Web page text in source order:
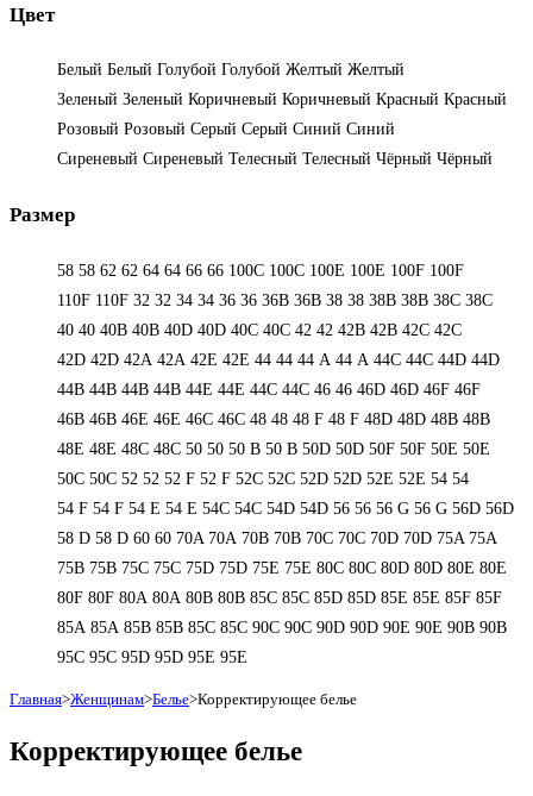
Цвет
Белый Белый Голубой Голубой Желтый Желтый
Зеленый Зеленый Коричневый Коричневый Красный Красный
Розовый Розовый Серый Серый Синий Синий
Сиреневый Сиреневый Телесный Телесный Чёрный Чёрный
Размер
58 58 62 62 64 64 66 66 100C 100C 100E 100E 100F 100F
110F 110F 32 32 34 34 36 36 36B 36B 38 38 38B 38B 38С 38С
40 40 40B 40B 40D 40D 40С 40С 42 42 42B 42B 42C 42C
42D 42D 42А 42А 42Е 42Е 44 44 44 А 44 А 44C 44C 44D 44D
44В 44В 44В 44В 44Е 44Е 44С 44С 46 46 46D 46D 46F 46F
46В 46В 46Е 46Е 46С 46С 48 48 48 F 48 F 48D 48D 48В 48В
48Е 48Е 48С 48С 50 50 50 B 50 B 50D 50D 50F 50F 50Е 50Е
50С 50С 52 52 52 F 52 F 52C 52C 52D 52D 52E 52E 54 54
54 F 54 F 54 Е 54 Е 54C 54C 54D 54D 56 56 56 G 56 G 56D 56D
58 D 58 D 60 60 70A 70A 70B 70B 70C 70C 70D 70D 75A 75A
75B 75B 75C 75C 75D 75D 75E 75E 80C 80C 80D 80D 80E 80E
80F 80F 80А 80А 80В 80В 85C 85C 85D 85D 85E 85E 85F 85F
85А 85А 85В 85В 85С 85С 90C 90C 90D 90D 90E 90E 90В 90В
95C 95C 95D 95D 95E 95E
Главная>Женщинам>Белье>Корректирующее белье
Корректирующее белье